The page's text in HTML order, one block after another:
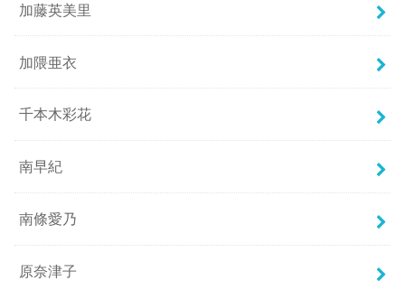
加藤英美里
加隈亜衣
千本木彩花
南早紀
南條愛乃
原奈津子